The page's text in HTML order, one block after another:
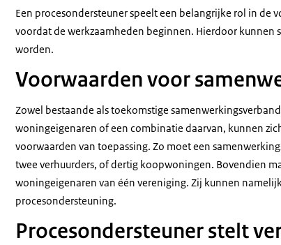
Een procesondersteuner speelt een belangrijke rol in
voordat de werkzaamheden beginnen. Hierdoor
worden.
Voorwaarden voor
Zowel bestaande als toekomstige
woningeigenaren of een combinatie daarvan, kunnen
voorwaarden van toepassing. Zo moet een
twee verhuurders, of dertig koopwoningen. Bovendien
woningeigenaren van één vereniging. Zij kunnen
procesondersteuning.
Procesondersteuner stelt